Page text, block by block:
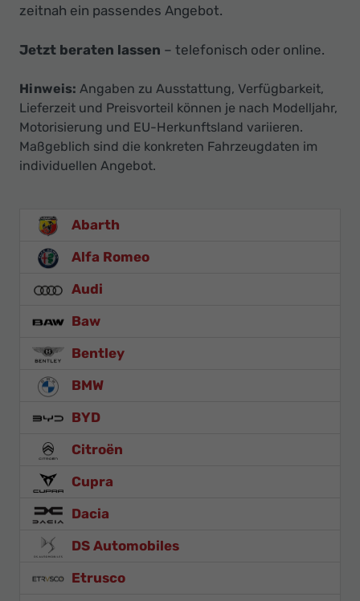
zeitnah ein passendes Angebot.
Jetzt beraten lassen – telefonisch oder online.
Hinweis: Angaben zu Ausstattung, Verfügbarkeit,
Lieferzeit und Preisvorteil können je nach Modelljahr,
Motorisierung und EU-Herkunftsland variieren.
Maßgeblich sind die konkreten Fahrzeugdaten im
individuellen Angebot.
Abarth
Alfa Romeo
Audi
Baw
Bentley
BMW
BYD
Citroën
Cupra
Dacia
DS Automobiles
Etrusco